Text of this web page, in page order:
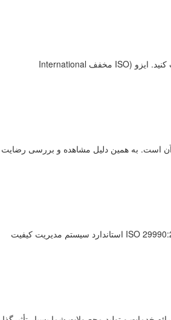
در این مطلب می خواهیم بررسی کنیم که ایزو (ISO) چیست و چگونه می توانید آن را دریافت کنید. ایزو (ISO مخفف International
است. به همین دلیل مشاهده و بررسی رضایت
ایزو 29990 چیست؟! مشاوره ایزو 29990 در چه صنایعی مورد استفاده قرار می گیرد؟ ISO 29990:2010 استاندارد سیستم مدیریت کیفیت